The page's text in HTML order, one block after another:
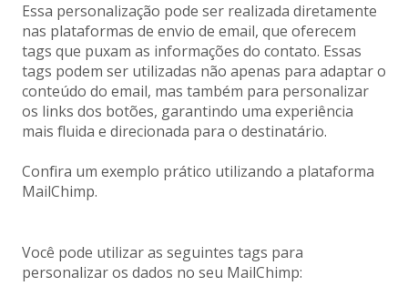
Essa personalização pode ser realizada diretamente
nas plataformas de envio de email, que oferecem
tags que puxam as informações do contato. Essas
tags podem ser utilizadas não apenas para adaptar o
conteúdo do email, mas também para personalizar
os links dos botões, garantindo uma experiência
mais fluida e direcionada para o destinatário.
Confira um exemplo prático utilizando a plataforma
MailChimp.
Você pode utilizar as seguintes tags para
personalizar os dados no seu MailChimp: